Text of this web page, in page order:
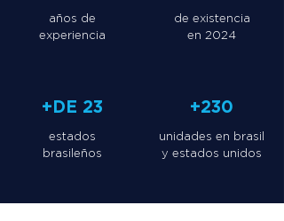
años de
experiencia
+DE 23
estados
brasileños
de existencia
en 2024
+230
unidades en brasil
y estados unidos